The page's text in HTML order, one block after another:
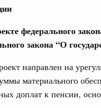
федерального
закона “О
направлен на
материального
доплат к пенсии,
Мишустин